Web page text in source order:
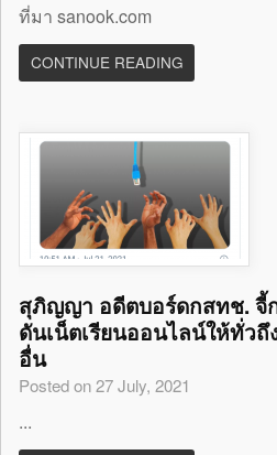
ที่มา sanook.com
CONTINUE READING
สุภิญญา อดีตบอร์ดกสทช. จี้
ดันเน็ตเรียนออนไลน์ให้ทั่วถึ
อื่น
Posted on 27 July, 2021
...